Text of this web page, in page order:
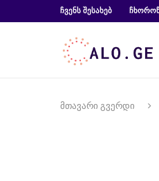
ᲩᲕᲔᲜᲡ ᲨᲔᲡᲐᲮᲔᲑ
მთავარი გვერდი